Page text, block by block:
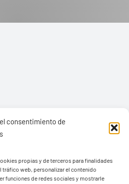
consentimiento de
propias y de terceros para finalidades
tráfico web, personalizar el contenido
funciones de redes sociales y mostrarle